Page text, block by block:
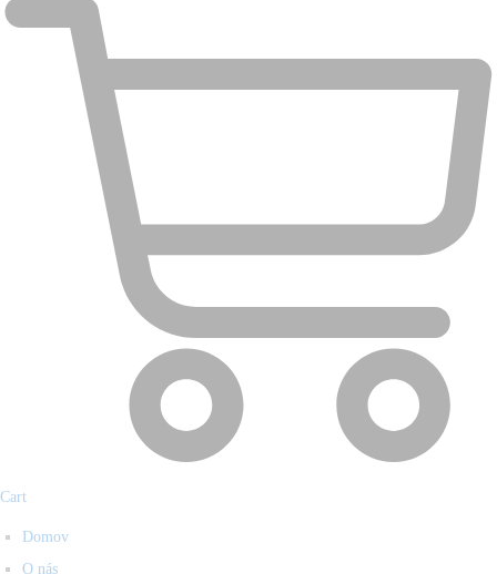
Cart
Domov
O nás